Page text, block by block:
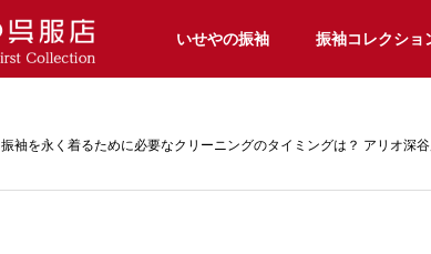
いせやの振袖 振袖コレクショ
振袖を永く着るために必要なクリーニングのタイミングは？ アリオ深